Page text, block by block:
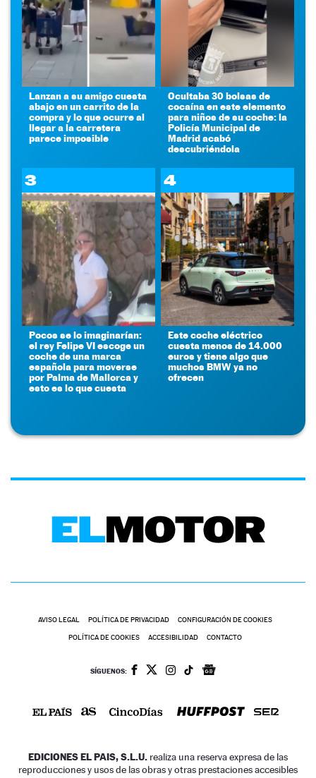
Lanzan a su amigo cuesta
abajo en un carrito de la
compra y lo que ocurre al
llegar a la carretera
parece imposible
Ocultaba 30 bolsas de
cocaína en este elemento
para niños de su coche: la
Policía Municipal de
Madrid acabó
descubriéndola
3
Pocos se lo imaginarían:
el rey Felipe VI escoge un
coche de una marca
española para moverse
por Palma de Mallorca y
esto es lo que cuesta
4
Este coche eléctrico
cuesta menos de 14.000
euros y tiene algo que
muchos BMW ya no
ofrecen
AVISO LEGAL POLÍTICA DE PRIVACIDAD CONFIGURACIÓN DE COOKIES
POLÍTICA DE COOKIES ACCESIBILIDAD CONTACTO
SÍGUENOS:
EDICIONES EL PAIS, S.L.U. realiza una reserva expresa de las
reproducciones y usos de las obras y otras prestaciones accesibles